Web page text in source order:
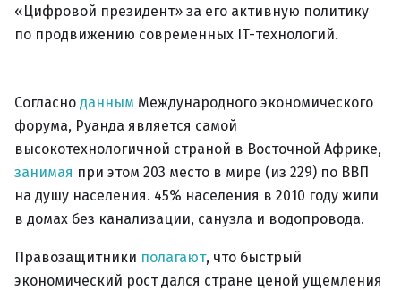
«Цифровой президент» за его активную политику
по продвижению современных IT-технологий.
Согласно данным Международного экономического
форума, Руанда является самой
высокотехнологичной страной в Восточной Африке,
занимая при этом 203 место в мире (из 229) по ВВП
на душу населения. 45% населения в 2010 году жили
в домах без канализации, санузла и водопровода.
Правозащитники полагают, что быстрый
экономический рост дался стране ценой ущемления